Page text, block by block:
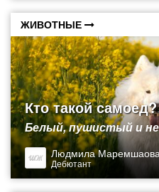
ЖИВОТНЫЕ
Кто такой самоед?
Белый, пушистый и
Людмила
Дебютант